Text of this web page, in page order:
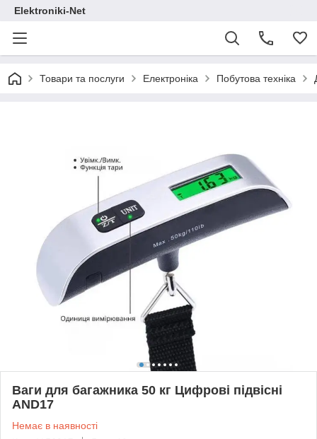
Elektroniki-Net
Товари та послуги Електроніка Побутова техніка
Ваги для багажника 50 кг Цифрові підвісні
AND17
Немає в наявності